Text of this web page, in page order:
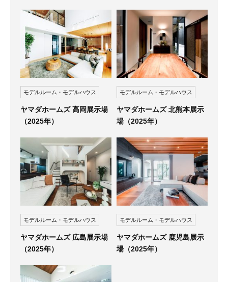
モデルルーム・モデルハウス
ヤマダホームズ 高岡展示場
（2025年）
モデルルーム・モデルハウス
ヤマダホームズ 北熊本展示
場（2025年）
モデルルーム・モデルハウス
ヤマダホームズ 広島展示場
（2025年）
モデルルーム・モデルハウス
ヤマダホームズ 鹿児島展示
場（2025年）